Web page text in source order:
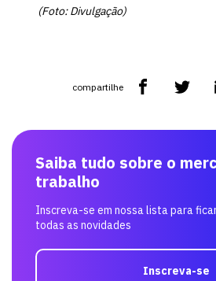
(Foto: Divulgação)
compartilhe
Saiba tudo sobre o
trabalho
Inscreva-se em nossa lista para
todas as novidades
Inscreva-se